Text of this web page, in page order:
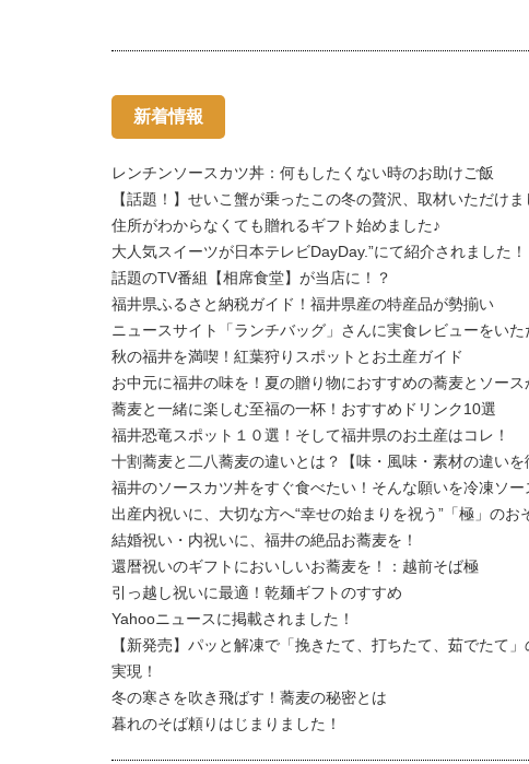
新着情報
レンチンソースカツ丼：何もしたくない時のお助けご飯
【話題！】せいこ蟹が乗ったこの冬の贅沢、取材いただけま
住所がわからなくても贈れるギフト始めました♪
大人気スイーツが日本テレビDayDay.”にて紹介されました！
話題のTV番組【相席食堂】が当店に！？
福井県ふるさと納税ガイド！福井県産の特産品が勢揃い
ニュースサイト「ランチバッグ」さんに実食レビューをいた
秋の福井を満喫！紅葉狩りスポットとお土産ガイド
お中元に福井の味を！夏の贈り物におすすめの蕎麦とソース
蕎麦と一緒に楽しむ至福の一杯！おすすめドリンク10選
福井恐竜スポット１０選！そして福井県のお土産はコレ！
十割蕎麦と二八蕎麦の違いとは？【味・風味・素材の違いを
福井のソースカツ丼をすぐ食べたい！そんな願いを冷凍ソー
出産内祝いに、大切な方へ“幸せの始まりを祝う”「極」のお
結婚祝い・内祝いに、福井の絶品お蕎麦を！
還暦祝いのギフトにおいしいお蕎麦を！：越前そば極
引っ越し祝いに最適！乾麺ギフトのすすめ
Yahooニュースに掲載されました！
【新発売】パッと解凍で「挽きたて、打ちたて、茹でたて
実現！
冬の寒さを吹き飛ばす！蕎麦の秘密とは
暮れのそば頼りはじまりました！